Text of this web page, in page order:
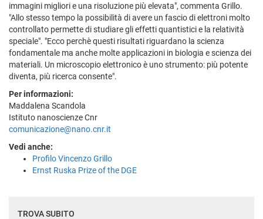
immagini migliori e una risoluzione più elevata", commenta Grillo.
"Allo stesso tempo la possibilità di avere un fascio di elettroni molto
controllato permette di studiare gli effetti quantistici e la relatività
speciale". "Ecco perchè questi risultati riguardano la scienza
fondamentale ma anche molte applicazioni in biologia e scienza dei
materiali. Un microscopio elettronico è uno strumento: più potente
diventa, più ricerca consente".
Per informazioni:
Maddalena Scandola
Istituto nanoscienze Cnr
comunicazione@nano.cnr.it
Vedi anche:
Profilo Vincenzo Grillo
Ernst Ruska Prize of the DGE
TROVA SUBITO